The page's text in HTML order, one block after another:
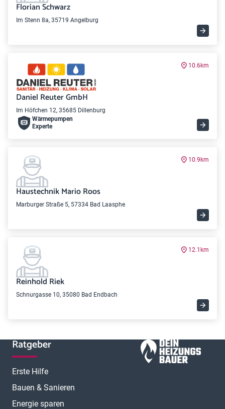
Florian Schwarz
Im Stenn 8a, 35719 Angelburg
10.6km
Daniel Reuter GmbH
Im Höfchen 12, 35685 Dillenburg
Wärme­pumpen
Experte
10.9km
Haustechnik Mario Roos
Marburger Straße 5, 57334 Bad Laasphe
12.1km
Reinhold Riek
Schnurgasse 10, 35080 Bad Endbach
Ratgeber
Erste Hilfe
Bauen & Sanieren
Energie sparen